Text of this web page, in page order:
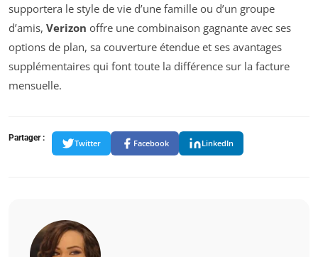
supportera le style de vie d’une famille ou d’un groupe
d’amis, Verizon offre une combinaison gagnante avec ses
options de plan, sa couverture étendue et ses avantages
supplémentaires qui font toute la différence sur la facture
mensuelle.
Partager :
Twitter Facebook LinkedIn